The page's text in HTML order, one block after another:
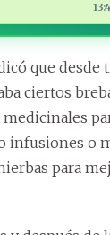
que desde
ciertos
infusiones o
para